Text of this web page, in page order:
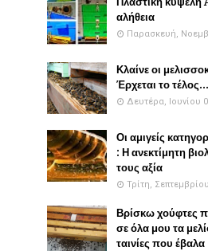
αλήθεια
Παρασκευή,
Κλαίνε οι
Έρχεται το τέλος...
Δευτέρα, Ιουνίου
Οι αμιγείς
: Η ανεκτίμητη
τους αξία
Τρίτη,
Βρίσκω χούφτες
σε όλα μου τα
ταινίες που έβαλα